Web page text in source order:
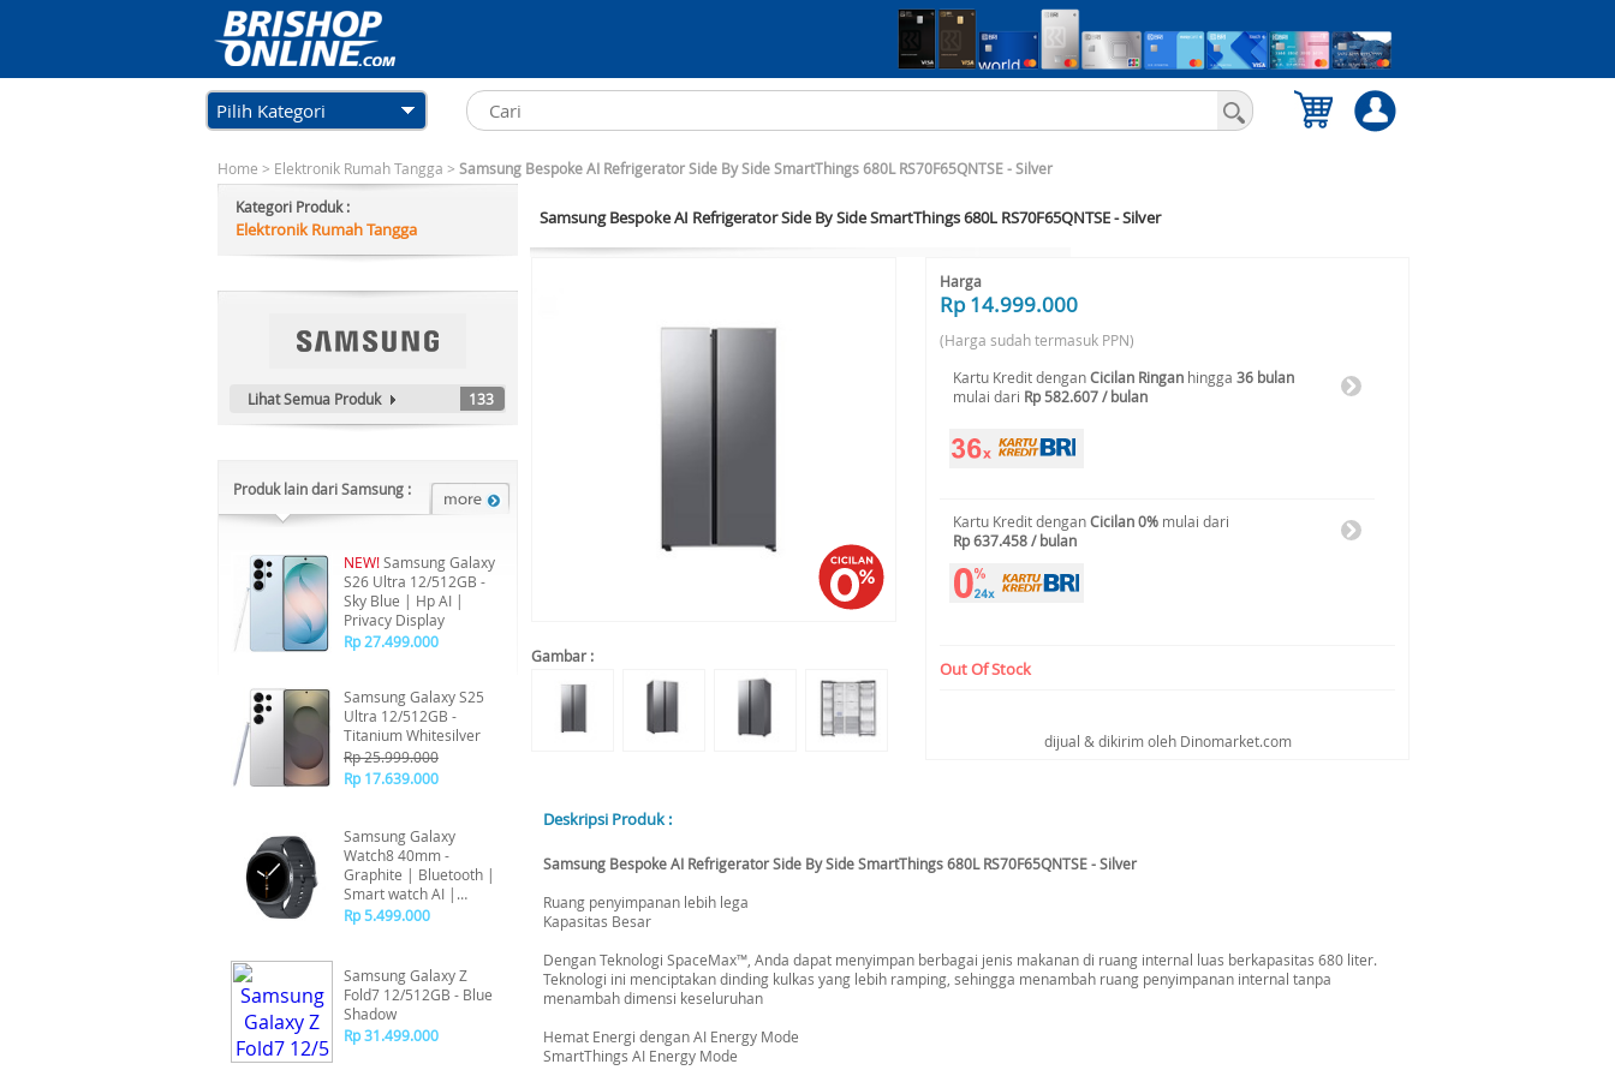
Pilih Kategori
Home > Elektronik Rumah Tangga > Samsung Bespoke AI Refrigerator Side By Side SmartThings 680L RS70F65QNTSE - Silver
Kategori Produk :
Elektronik Rumah Tangga
Lihat Semua Produk 133
Produk lain dari Samsung :
NEW!Samsung Galaxy
S26 Ultra 12/512GB -
Sky Blue | Hp AI |
Privacy Display
Rp 27.499.000
Samsung Galaxy S25
Ultra 12/512GB -
Titanium Whitesilver
Rp 25.999.000
Rp 17.639.000
Samsung Galaxy
Watch8 40mm -
Graphite | Bluetooth |
Smart watch AI |
Prosesor 3nm | Sleep
Rp 5.499.000
Samsung Galaxy Z
Fold7 12/512GB - Blue
Shadow
Rp 31.499.000
Samsung Bespoke AI Refrigerator Side By Side SmartThings 680L RS70F65QNTSE - Silver
Gambar :
Harga
Rp 14.999.000
(Harga sudah termasuk PPN)
Kartu Kredit denganCicilan Ringan hingga 36 bulan
mulai dari Rp 582.607 / bulan
Kartu Kredit denganCicilan 0% mulai dari
Rp 637.458 / bulan
Out Of Stock
dijual & dikirim oleh Dinomarket.com
Deskripsi Produk :
Samsung Bespoke AI Refrigerator Side By Side SmartThings 680L RS70F65QNTSE - Silver
Ruang penyimpanan lebih lega
Kapasitas Besar
Dengan Teknologi SpaceMax™, Anda dapat menyimpan berbagai jenis makanan di ruang internal luas berkapasitas 680 liter.
Teknologi ini menciptakan dinding kulkas yang lebih ramping, sehingga menambah ruang penyimpanan internal tanpa
menambah dimensi keseluruhan
Hemat Energi dengan AI Energy Mode
SmartThings AI Energy Mode